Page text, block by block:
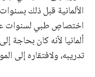
الألمانية قبل ذلك
اختصاصٍ طبي لسنوات
ألمانيا لأنه كان بحاجة
تدريبه، ولافتقاره إلى